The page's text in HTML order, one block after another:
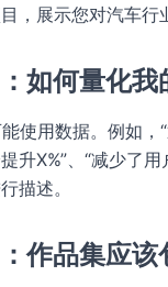
，展示您对汽车
如何量化我
使用数据。例如，
升X%”、“减少了
描述。
作品集应该